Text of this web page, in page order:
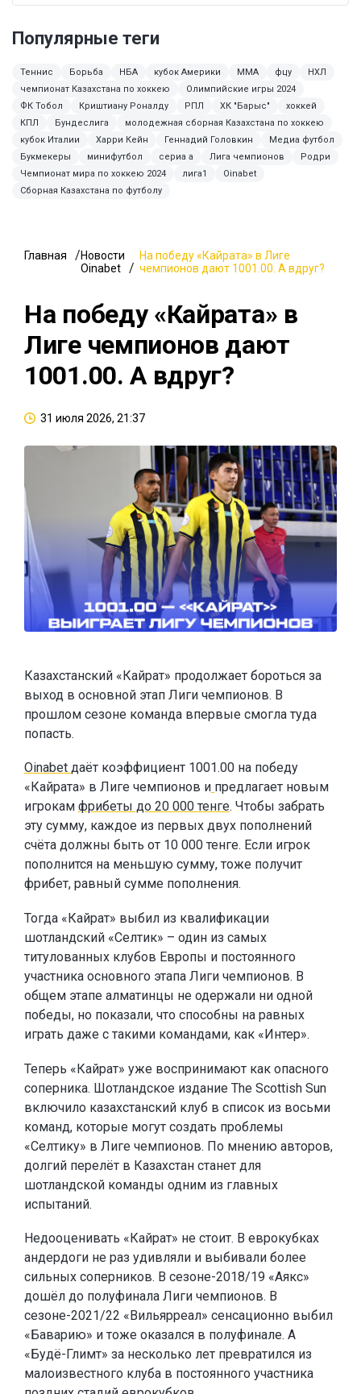
Популярные теги
Теннис Борьба НБА кубок Америки ММА фцу
НХЛ
чемпионат Казахстана по хоккею
Олимпийские игры 2024
ФК Тобол
Криштиану Роналду РПЛ ХК "Барыс"
хоккей
КПЛ
Бундеслига
молодежная сборная Казахстана по хоккею
кубок Италии
Харри Кейн Геннадий Головкин
Медиа футбол
Букмекеры
минифутбол сериа а Лига чемпионов
Родри
Чемпионат мира по хоккею 2024
лига1
Oinabet
Сборная Казахстана по футболу
Главная
Новости
Oinabet
На победу «Кайрата» в Лиге
чемпионов дают 1001.00. А вдруг?
На победу «Кайрата» в
Лиге чемпионов дают
1001.00. А вдруг?
31 июля 2026, 21:37
Казахстанский «Кайрат» продолжает бороться за
выход в основной этап Лиги чемпионов. В
прошлом сезоне команда впервые смогла туда
попасть.
Oinabet даёт коэффициент 1001.00 на победу
«Кайрата» в Лиге чемпионов и предлагает новым
игрокам фрибеты до 20 000 тенге. Чтобы забрать
эту сумму, каждое из первых двух пополнений
счёта должны быть от 10 000 тенге. Если игрок
пополнится на меньшую сумму, тоже получит
фрибет, равный сумме пополнения.
Тогда «Кайрат» выбил из квалификации
шотландский «Селтик» – один из самых
титулованных клубов Европы и постоянного
участника основного этапа Лиги чемпионов. В
общем этапе алматинцы не одержали ни одной
победы, но показали, что способны на равных
играть даже с такими командами, как «Интер».
Теперь «Кайрат» уже воспринимают как опасного
соперника. Шотландское издание The Scottish Sun
включило казахстанский клуб в список из восьми
команд, которые могут создать проблемы
«Селтику» в Лиге чемпионов. По мнению авторов,
долгий перелёт в Казахстан станет для
шотландской команды одним из главных
испытаний.
Недооценивать «Кайрат» не стоит. В еврокубках
андердоги не раз удивляли и выбивали более
сильных соперников. В сезоне-2018/19 «Аякс»
дошёл до полуфинала Лиги чемпионов. В
сезоне-2021/22 «Вильярреал» сенсационно выбил
«Баварию» и тоже оказался в полуфинале. А
«Будё-Глимт» за несколько лет превратился из
малоизвестного клуба в постоянного участника